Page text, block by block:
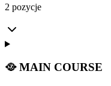
2 pozycje
🥘 MAIN COURSE